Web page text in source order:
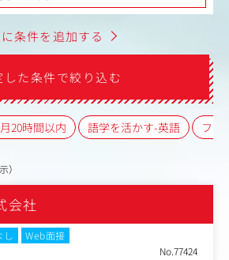
条件を追加する
した条件で絞り込む
20時間以内 語学を活かす-英語 フレ
）
会社
し
Web面接
No.77424